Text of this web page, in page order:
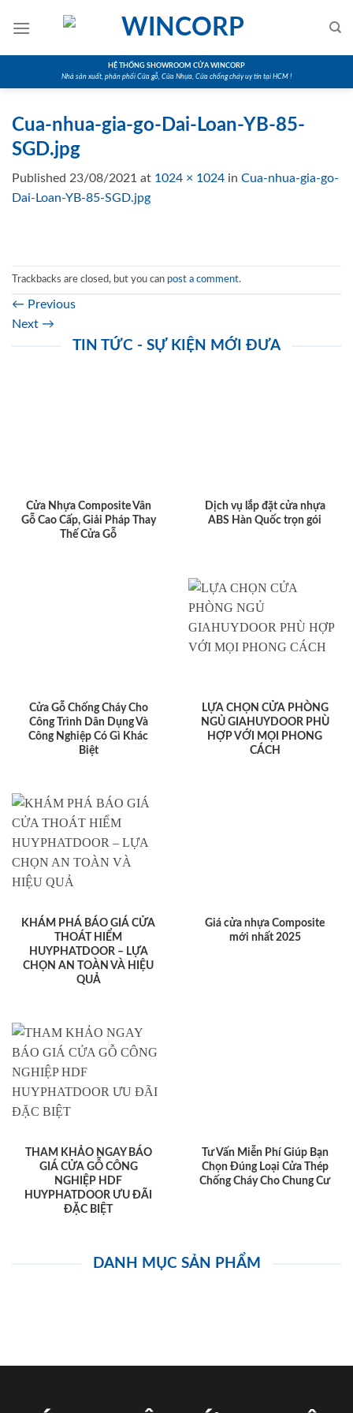
HỆ THỐNG SHOWROOM CỬA WINCORP
Nhà sản xuất, phân phối Cửa gỗ, Cửa Nhựa, Cửa chống cháy uy tín tại HCM !
Cua-nhua-gia-go-Dai-Loan-YB-85-
SGD.jpg
Published 23/08/2021 at 1024 × 1024 in Cua-nhua-gia-go-
Dai-Loan-YB-85-SGD.jpg
Trackbacks are closed, but you can post a comment.
← Previous
Next →
TIN TỨC - SỰ KIỆN MỚI ĐƯA
Cửa Nhựa Composite Vân
Gỗ Cao Cấp, Giải Pháp Thay
Thế Cửa Gỗ
Dịch vụ lắp đặt cửa nhựa
ABS Hàn Quốc trọn gói
Cửa Gỗ Chống Cháy Cho
Công Trình Dân Dụng Và
Công Nghiệp Có Gì Khác
Biệt
LỰA CHỌN CỬA PHÒNG
NGỦ GIAHUYDOOR PHÙ
HỢP VỚI MỌI PHONG
CÁCH
KHÁM PHÁ BÁO GIÁ CỬA
THOÁT HIỂM
HUYPHATDOOR – LỰA
CHỌN AN TOÀN VÀ HIỆU
QUẢ
Giá cửa nhựa Composite
mới nhất 2025
THAM KHẢO NGAY BÁO
GIÁ CỬA GỖ CÔNG
NGHIỆP HDF
HUYPHATDOOR ƯU ĐÃI
ĐẶC BIỆT
Tư Vấn Miễn Phí Giúp Bạn
Chọn Đúng Loại Cửa Thép
Chống Cháy Cho Chung Cư
DANH MỤC SẢN PHẨM